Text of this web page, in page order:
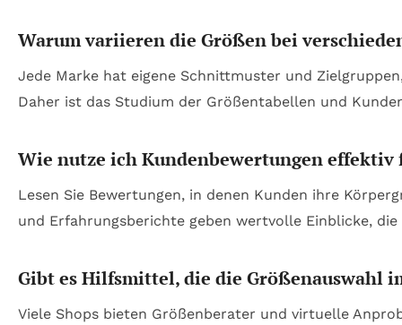
Warum variieren die Größen bei
Jede Marke hat eigene Schnittmuster und
Daher ist das Studium der Größentabellen und
Wie nutze ich Kundenbewertungen effektiv
Lesen Sie Bewertungen, in denen Kunden ihre
und Erfahrungsberichte geben wertvolle Einblicke,
Gibt es Hilfsmittel, die die Größenauswahl
Viele Shops bieten Größenberater und virtuelle